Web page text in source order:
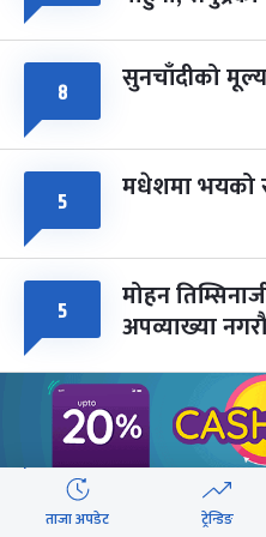
८ सुनचाँदीको
५ मधेशमा भयको
५ मोहन
अपव्याख्या नगरौं
५ महानगरका १८७
सकेनन् सवा ८
राजमार्ग
ताजा अपडेट ट्रेन्डिङ